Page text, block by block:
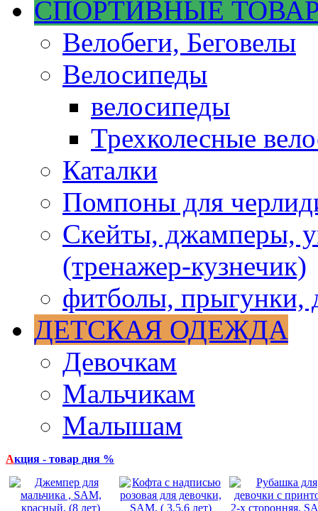
СПОРТИВНЫЕ
Велобеги, Беговелы
Велосипеды
велосипеды
Трехколесные
Каталки
Помпоны для
Скейты, джамперы,
(тренажер-кузнечик)
фитболы, прыгунки,
ДЕТСКАЯ ОДЕЖДА
Девочкам
Мальчикам
Малышам
Акция - товар дня %